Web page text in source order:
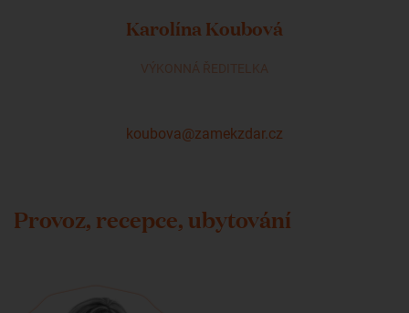
Karolína Koubová
VÝKONNÁ ŘEDITELKA
koubova@zamekzdar.cz
Provoz, recepce, ubytování